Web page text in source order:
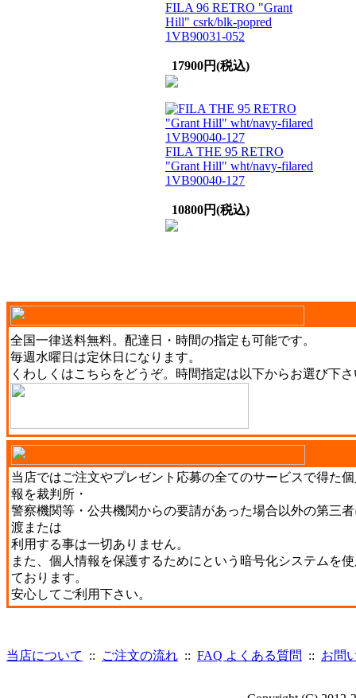
FILA 96 RETRO "Grant
Hill" csrk/blk-popred
1VB90031-052
17900円(税込)
FILA THE 95 RETRO
"Grant Hill" wht/navy-filared
1VB90040-127
10800円(税込)
全国一律送料無料。配達日・時間の指定も可能です。
毎週水曜日は定休日になります。
くわしくはこちら をどうぞ。時間指定は以下からお選び下
当店ではご注文やプレゼント応募の全てのサービスで得た
報を裁判所・
警察機関等・公共機関からの要請があった場合以外の第三
渡または
利用する事は一切ありません。
また、個人情報を保護するためにという暗号化システムを
ております。
安心してご利用下さい。
当店について :: ご注文の流れ :: FAQ よくある質問 :: お問